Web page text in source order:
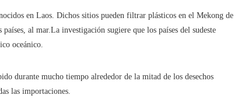
en Laos. Dichos sitios pueden filtrar plásticos en el Mekong de
al mar.La investigación sugiere que los países del sudeste
oceánico.
durante mucho tiempo alrededor de la mitad de los desechos
las importaciones.